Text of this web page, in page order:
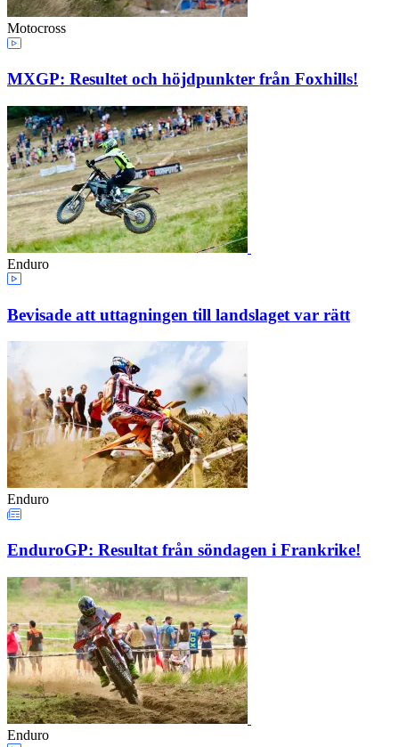
Motocross
MXGP: Resultet och höjdpunkter från Foxhills!
Enduro
Bevisade att uttagningen till landslaget var rätt
Enduro
EnduroGP: Resultat från söndagen i Frankrike!
Enduro